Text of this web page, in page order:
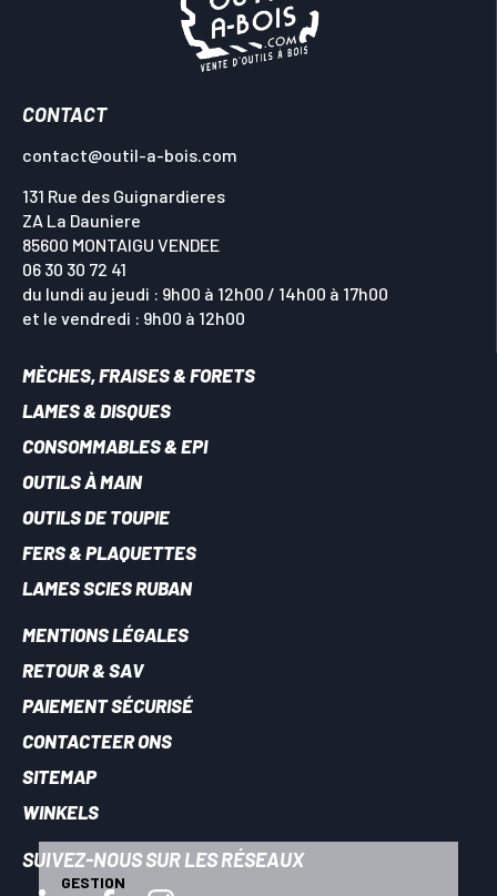
CONTACT
contact@outil-a-bois.com
131 Rue des Guignardieres
ZA La Dauniere
85600 MONTAIGU VENDEE
06 30 30 72 41
du lundi au jeudi : 9h00 à 12h00 / 14h00 à 17h00
et le vendredi : 9h00 à 12h00
MÈCHES, FRAISES & FORETS
LAMES & DISQUES
CONSOMMABLES & EPI
OUTILS À MAIN
OUTILS DE TOUPIE
FERS & PLAQUETTES
LAMES SCIES RUBAN
MENTIONS LÉGALES
RETOUR & SAV
PAIEMENT SÉCURISÉ
CONTACTEER ONS
SITEMAP
WINKELS
SUIVEZ-NOUS SUR LES RÉSEAUX
GESTION